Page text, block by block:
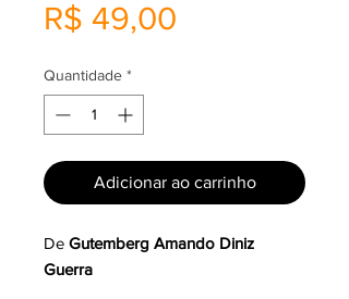
R$ 49,00
Quantidade *
Adicionar ao carrinho
De Gutemberg Amando Diniz
Guerra